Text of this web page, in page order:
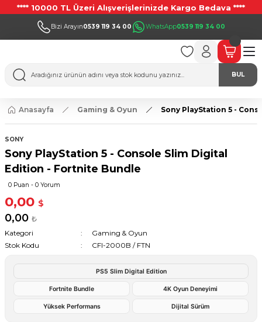
**** 10000 TL Üzeri Alışverişlerinizde Kargo Bedava ****
Bizi Arayın0539 119 34 00 WhatsApp0539 119 34 00
BUL
Anasayfa Gaming & Oyun Sony PlayStation 5 -
SONY
Sony PlayStation 5 - Console Slim Digital
Edition - Fortnite Bundle
0 Puan - 0 Yorum
0,00 $
0,00 ₺
Kategori
Gaming & Oyun
Stok Kodu
CFI-2000B / FTN
PS5 Slim Digital Edition
Fortnite Bundle 4K Oyun Deneyimi
Yüksek Performans Dijital Sürüm